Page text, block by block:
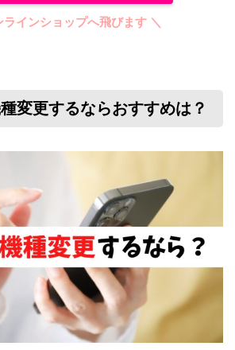
ラインショップへ飛びます ＼
変更するならおすすめは？